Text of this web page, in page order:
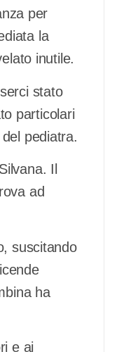
per
la
inutile.
stato
particolari
pediatra.
Il
ad
suscitando
ha
e ai